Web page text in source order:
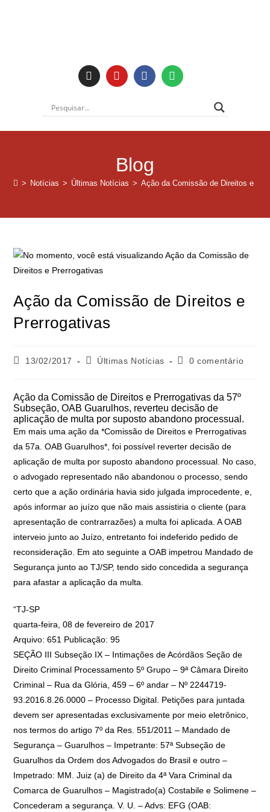
Blog
> Notícias > Últimas Notícias > Ação da Comissão de Direitos e
Ação da Comissão de Direitos e
Prerrogativas
13/02/2017 Últimas Notícias 0 comentário
Ação daComissão de Direitos e Prerrogativas da 57º
Subseção, OAB Guarulhos, reverteu decisão de
aplicação de multa por suposto abandono processual.
Em mais uma ação da *Comissão de Direitos e Prerrogativas
da 57a. OAB Guarulhos*, foi possível reverter decisão de
aplicação de multa por suposto abandono processual. No caso,
o advogado representado não abandonou o processo, sendo
certo que a ação ordinária havia sido julgada improcedente, e,
após informar ao juízo que não mais assistiria o cliente (para
apresentação de contrarrazões) a multa foi aplicada. A OAB
interveio junto ao Juízo, entretanto foi indeferido pedido de
reconsideração. Em ato seguinte a OAB impetrou Mandado de
Segurança junto ao TJ/SP, tendo sido concedida a segurança
para afastar a aplicação da multa.
“TJ-SP
quarta-feira, 08 de fevereiro de 2017
Arquivo: 651 Publicação: 95
SEÇÃO III Subseção IX – Intimações de Acórdãos Seção de
Direito Criminal Processamento 5º Grupo – 9ª Câmara Direito
Criminal – Rua da Glória, 459 – 6º andar – Nº 2244719-
93.2016.8.26.0000 – Processo Digital. Petições para juntada
devem ser apresentadas exclusivamente por meio eletrônico,
nos termos do artigo 7º da Res. 551/2011 – Mandado de
Segurança – Guarulhos – Impetrante: 57ª Subseção de
Guarulhos da Ordem dos Advogados do Brasil e outro –
Impetrado: MM. Juiz (a) de Direito da 4ª Vara Criminal da
Comarca de Guarulhos – Magistrado(a) Costabile e Solimene –
Concederam a segurança. V. U. – Advs: EFG (OAB: